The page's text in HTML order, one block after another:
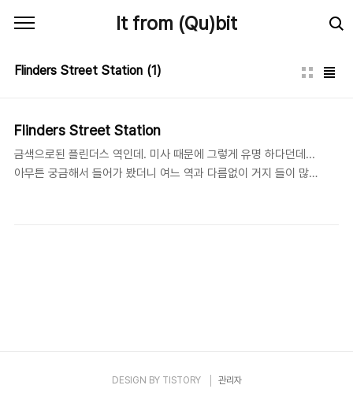
It from (Qu)bit
Flinders Street Station (1)
Flinders Street Station
금색으로된 플린더스 역인데. 미사 때문에 그렇게 유명 하다던데...
아무튼 궁금해서 들어가 봤더니 여느 역과 다름없이 거지 들이 많이
DESIGN BY TISTORY 관리자